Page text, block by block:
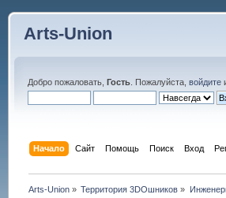
Arts-Union
Добро пожаловать, Гость. Пожалуйста, войдите
Начало Сайт Помощь Поиск Вход
Arts-Union » Территория 3DOшников »